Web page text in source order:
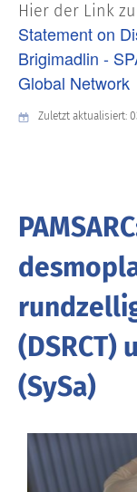
Hier der Link
Statement on
Brigimadlin -
Global Network
Zuletzt aktualisiert:
(DSRCT)
(SySa)